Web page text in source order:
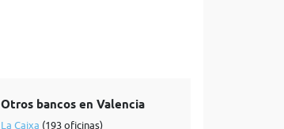
Otros bancos en Valencia
La Caixa (193 oficinas)